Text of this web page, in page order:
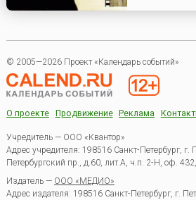
© 2005—2026 Проект «Календарь событий»
О проекте Продвижение Реклама
Учредитель — ООО «Квантор»
Адрес учредителя: 198516 Санкт-Петербург, г.
Петербургский пр., д.60, лит.А, ч.п. 2-Н, оф.
Издатель — ООО «МЕДИО»
Адрес издателя: 198516 Санкт-Петербург, г.